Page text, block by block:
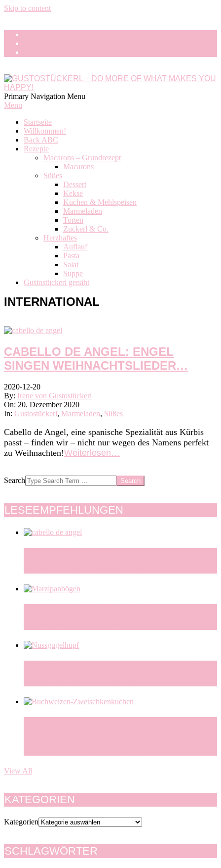
Skip to content
GUSTOSTÜCKERL
-
MORE
WHAT
MAKES
Primary Navigation Menu
Menu
Startseite
Willkommen!
Back ABC
Rezepte
Macarons – Grundrezept
Macarons
Süßes
Dessert
Kekse
Kuchen & Mehlspeisen
Marmeladen
Torten
Zuckerl & Co.
Herzhaftes
Auflauf
Pasta
Salat
Suppe
Gustostückerl genäht
INTERNATIONAL
CABELLO DE ANGEL: ENGEL
SINGEN WEIHNACHTSLIEDER…
2020-12-20
By: Irene von Gustostückerl
On: 20. Dezember 2020
In: Gustostückerl, Marmeladen, Süßes
Cabello de Angel, eine spanische Spezialität aus Kürbis
passt – finden wir – nicht nur wegen des Namens perfekt
zu Weihnachten!Weiterlesen…
Search
LESEEMPFEHLUNGEN
View All
KATEGORIEN
Kategorien
SCHLAGWÖRTER